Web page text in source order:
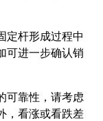
定杆形成过程中
可进一步确认销
可靠性，请考虑
，看涨或看跌差